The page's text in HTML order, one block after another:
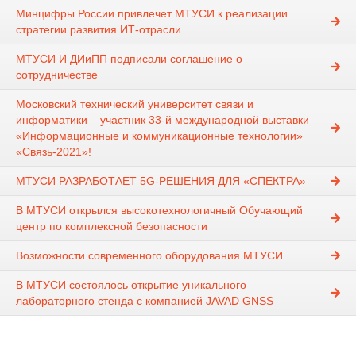
Минцифры России привлечет МТУСИ к реализации
стратегии развития ИТ-отрасли
МТУСИ И ДИиПП подписали соглашение о
сотрудничестве
Московский технический университет связи и
информатики – участник 33-й международной выставки
«Информационные и коммуникационные технологии»
«Связь-2021»!
МТУСИ РАЗРАБОТАЕТ 5G-РЕШЕНИЯ ДЛЯ «СПЕКТРА»
В МТУСИ открылся высокотехнологичный Обучающий
центр по комплексной безопасности
Возможности современного оборудования МТУСИ
В МТУСИ состоялось открытие уникального
лабораторного стенда с компанией JAVAD GNSS